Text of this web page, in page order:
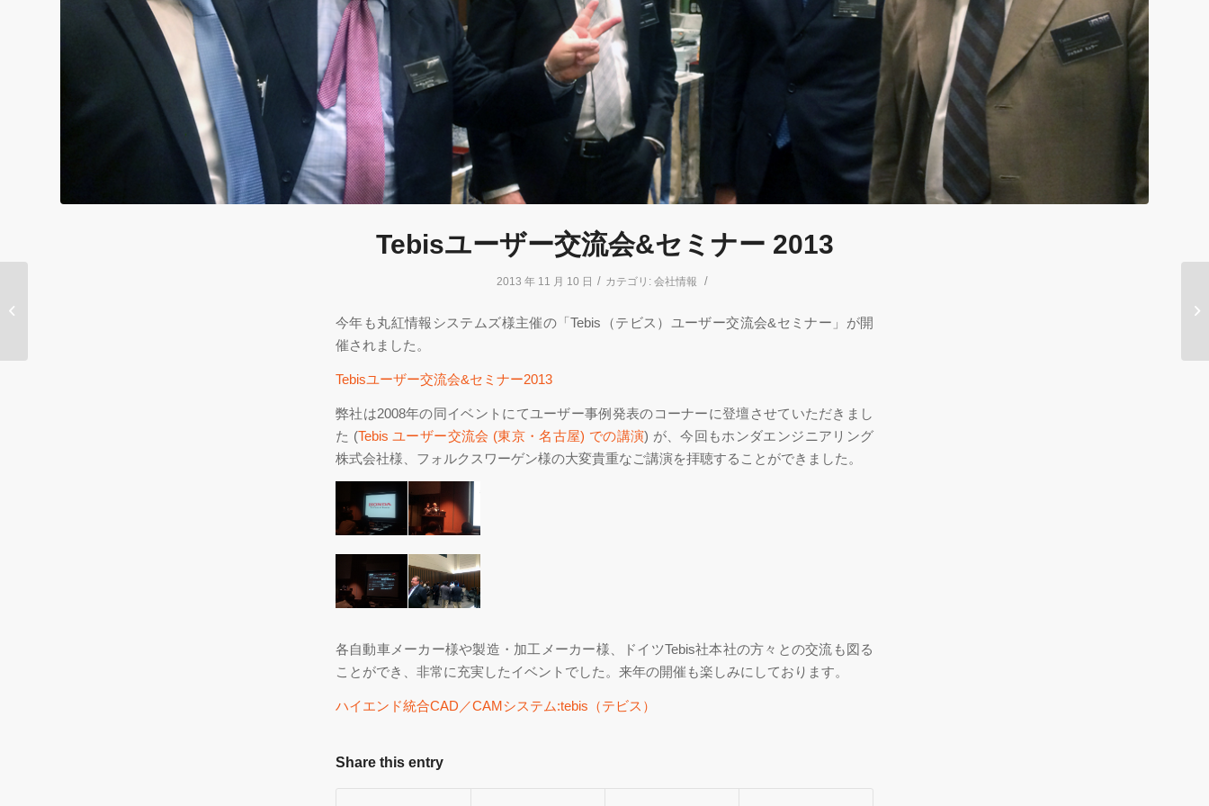
Tebisユーザー交流会&セミナー 2013
2013 年 11 月 10 日 / カテゴリ: 会社情報 /
今年も丸紅情報システムズ様主催の「Tebis（テビス）ユーザー交流会&セミナー」が開
催されました。
Tebisユーザー交流会&セミナー2013
弊社は2008年の同イベントにてユーザー事例発表のコーナーに登壇させていただきまし
た (Tebis ユーザー交流会 (東京・名古屋) での講演) が、今回もホンダエンジニアリング
株式会社様、フォルクスワーゲン様の大変貴重なご講演を拝聴することができました。
各自動車メーカー様や製造・加工メーカー様、ドイツTebis社本社の方々との交流も図る
ことができ、非常に充実したイベントでした。来年の開催も楽しみにしております。
ハイエンド統合CAD／CAMシステム:tebis（テビス）
Share this entry